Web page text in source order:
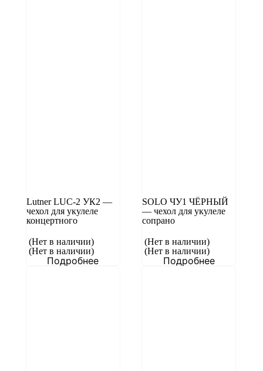
Lutner LUC-2 УК2 —
чехол для укулеле
концертного
(Нет в наличии)
(Нет в наличии)
Подробнее
SOLO ЧУ1 ЧЁРНЫЙ
— чехол для укулеле
сопрано
(Нет в наличии)
(Нет в наличии)
Подробнее